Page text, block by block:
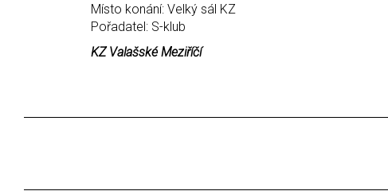
Místo konání: Velký sál KZ
Pořadatel: S-klub
KZ Valašské Meziříčí